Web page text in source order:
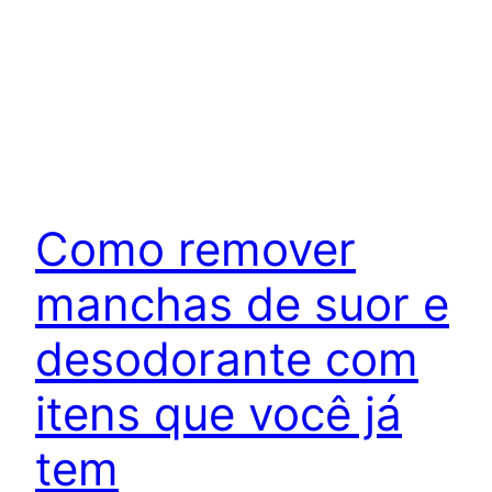
Como remover
manchas de suor e
desodorante com
itens que você já
tem